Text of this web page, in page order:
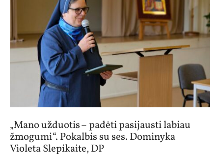
„Mano užduotis – padėti pasijausti labiau
žmogumi“. Pokalbis su ses. Dominyka
Violeta Slepikaite, DP